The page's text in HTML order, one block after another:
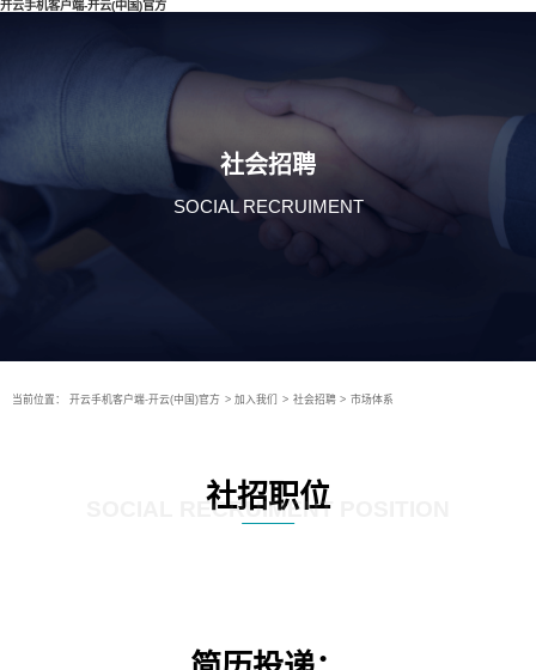
开云手机客户端-开云(中国)官方
社会招聘
SOCIAL RECRUIMENT
当前位置： 开云手机客户端-开云(中国)官方 > 加入我们 > 社会招聘 > 市场体系
社招职位
SOCIAL RECRUIMENT POSITION